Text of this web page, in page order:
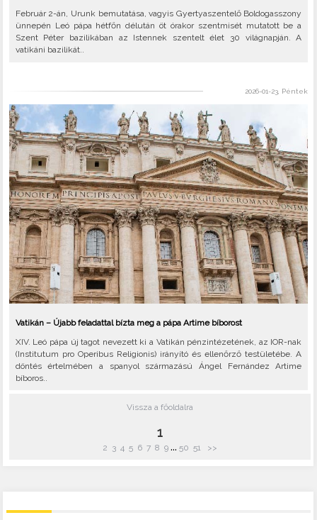
Február 2-án, Urunk bemutatása, vagyis Gyertyaszentelő Boldogasszony
ünnepén Leó pápa hétfőn délután öt órakor szentmisét mutatott be a
Szent Péter bazilikában az Istennek szentelt élet 30 világnapján. A
vatikáni bazilikát..
2026-01-23, Péntek
Vatikán – Újabb feladattal bízta meg a pápa Artime bíborost
XIV. Leó pápa új tagot nevezett ki a Vatikán pénzintézetének, az IOR-nak
(Institutum pro Operibus Religionis) irányító és ellenőrző testületébe. A
döntés értelmében a spanyol származású Ángel Fernández Artime
bíboros..
Vissza a főoldalra
1
2 3 4 5 6 7 8 9 ... 50 51 >>